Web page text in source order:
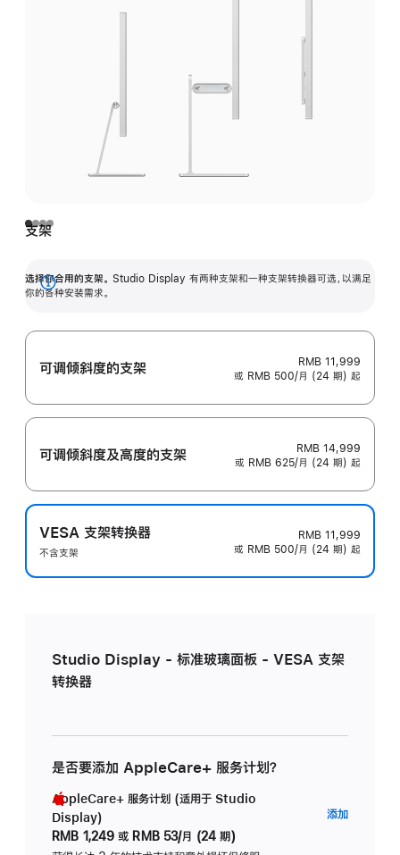
支架
选择你合用的支架。 Studio Display 有两种支架和一种支架转换器可选，以满足
你的各种安装需求。
展
可调倾斜度的支架
RMB 11,999
或 RMB 500/月 (24 期) 起
可调倾斜度及高‍度的支‍架
RMB 14,999
或 RMB 625/月 (24 期) 起
VESA 支架转换器
不含支架
RMB 11,999
或 RMB 500/月 (24 期) 起
Studio Display - 标准玻璃面板 - VESA 支架
转换器
是否要添加 AppleCare+ 服务计划？
AppleCare+ 服务计划 (适用于 Studio
Display)
RMB 1,249 或 RMB 53/月 (24 期)
添加